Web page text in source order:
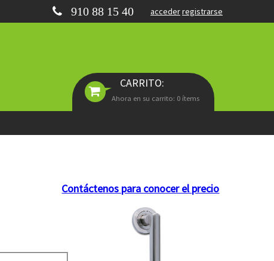
accederregistrarse
910 88 15 40
CARRITO:
Ahora en su carrito: 0 ítems
Contáctenos para conocer el precio